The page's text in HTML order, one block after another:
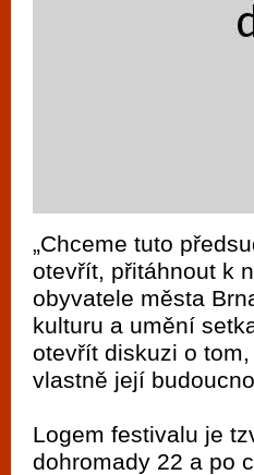
„Chceme tuto
otevřít, přitáhnout k
obyvatele města
kulturu a umění
otevřít diskuzi o
vlastně její
Logem festivalu je
dohromady 22 a po